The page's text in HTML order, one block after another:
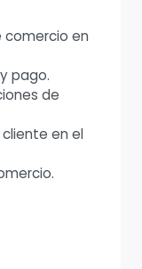
comercio en
pago.
de
en el